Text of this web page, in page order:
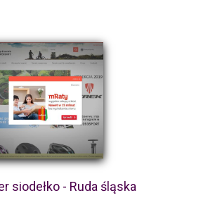
siodełko - Ruda śląska